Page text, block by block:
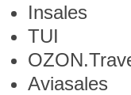
Insales
TUI
Aviasales